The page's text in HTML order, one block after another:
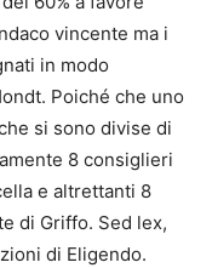
vincente ma i
in modo
Poiché che uno
si sono divise di
8 consiglieri
e altrettanti 8
di Griffo. Sed lex,
di Eligendo.